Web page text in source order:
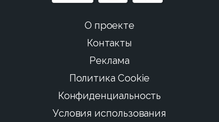
О проекте
Контакты
Реклама
Политика Cookie
Конфиденциальность
Условия использования